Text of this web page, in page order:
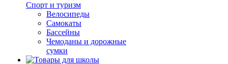
Спорт и туризм
Велосипеды
Самокаты
Бассейны
Чемоданы и дорожные
сумки